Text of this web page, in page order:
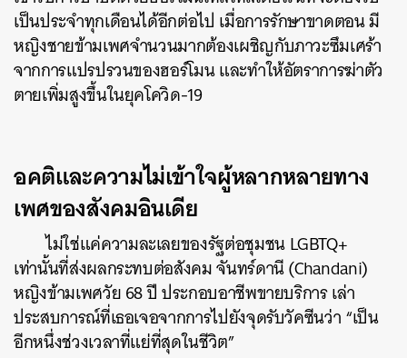
เป็นประจำทุกเดือนได้อีกต่อไป เมื่อการรักษาขาดตอน มี
หญิงชายข้ามเพศจำนวนมากต้องเผชิญกับภาวะซึมเศร้า
จากการแปรปรวนของฮอร์โมน และทำให้อัตราการฆ่าตัว
ตายเพิ่มสูงขึ้นในยุคโควิด-19
อคติและความไม่เข้าใจผู้หลากหลายทาง
เพศของสังคมอินเดีย
ไม่ใช่แค่ความละเลยของรัฐต่อชุมชน LGBTQ+
เท่านั้นที่ส่งผลกระทบต่อสังคม จันทร์ดานี (Chandani)
หญิงข้ามเพศวัย 68 ปี ประกอบอาชีพขายบริการ เล่า
ประสบการณ์ที่เธอเจอจากการไปยังจุดรับวัคซีนว่า “เป็น
อีกหนึ่งช่วงเวลาที่แย่ที่สุดในชีวิต”
SHARE TWEET LINE EMAIL